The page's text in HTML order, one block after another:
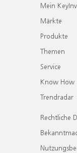
Mein
Märkte
Produkte
Themen
Service
Know How
Trendradar
Rechtliche